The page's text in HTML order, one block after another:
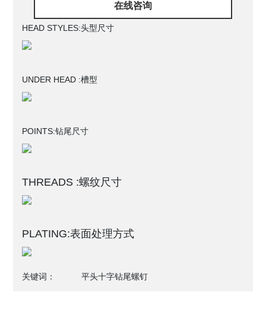
在线咨询
HEAD STYLES:头型尺寸
UNDER HEAD :槽型
POINTS:钻尾尺寸
THREADS :螺纹尺寸
PLATING:表面处理方式
关键词： 平头十字钻尾螺钉